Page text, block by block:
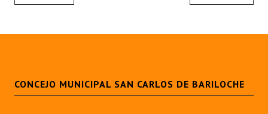
CONCEJO MUNICIPAL SAN CARLOS DE BARILOCHE